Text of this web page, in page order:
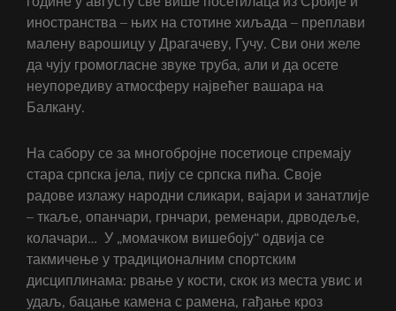
иностранства – њих на стотине хиљада – преплави
малену варошицу у Драгачеву, Гучу. Сви они желе
да чују громогласне звуке труба, али и да осете
неупоредиву атмосферу највећег вашара на
Балкану.
На сабору се за многобројне посетиоце спремају
стара српска јела, пију се српска пића. Своје
радове излажу народни сликари, вајари и занатлије
– ткаље, опанчари, грнчари, ременари, дрводеље,
колачари… У „момачком вишебоју“ одвија се
такмичење у традиционалним спортским
дисциплинама: рвање у кости, скок из места увис и
удаљ, бацање камена с рамена, гађање кроз